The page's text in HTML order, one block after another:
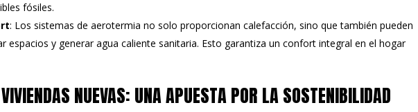
fósiles.
: Los sistemas de aerotermia no solo proporcionan calefacción, sino que también pueden
espacios y generar agua caliente sanitaria. Esto garantiza un confort integral en el hogar
NUEVAS: UNA APUESTA POR LA SOSTENIBILIDAD